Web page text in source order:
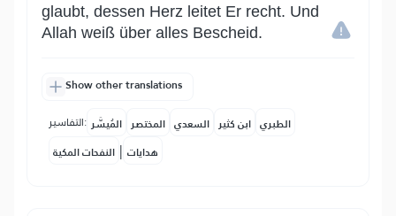
glaubt, dessen Herz leitet Er recht. Und
Allah weiß über alles Bescheid.
Show other translations
التفاسير: المُيسَّر المختصر السعدي ابن كثير الطبري
النفحات المكية | هدايات